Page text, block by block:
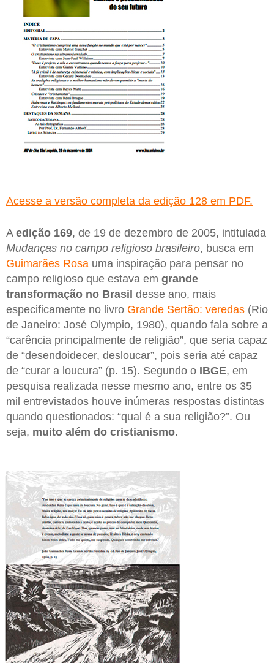
Acesse a versão completa da edição 128 em PDF.
A edição 169, de 19 de dezembro de 2005, intitulada
Mudanças no campo religioso brasileiro, busca em
Guimarães Rosa uma inspiração para pensar no
campo religioso que estava em grande
transformação no Brasil desse ano, mais
especificamente no livro Grande Sertão: veredas (Rio
de Janeiro: José Olympio, 1980), quando fala sobre a
“carência principalmente de religião”, que seria capaz
de “desendoidecer, desloucar”, pois seria até capaz
de “curar a loucura” (p. 15). Segundo o IBGE, em
pesquisa realizada nesse mesmo ano, entre os 35
mil entrevistados houve inúmeras respostas distintas
quando questionados: “qual é a sua religião?”. Ou
seja, muito além do cristianismo.